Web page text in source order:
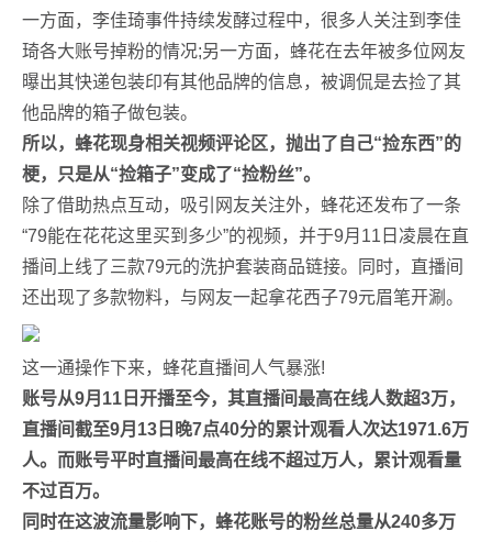
一方面，李佳琦事件持续发酵过程中，很多人关注到李佳
琦各大账号掉粉的情况;另一方面，蜂花在去年被多位网友
曝出其快递包装印有其他品牌的信息，被调侃是去捡了其
他品牌的箱子做包装。
所以，蜂花现身相关视频评论区，抛出了自己“捡东西”的
梗，只是从“捡箱子”变成了“捡粉丝”。
除了借助热点互动，吸引网友关注外，蜂花还发布了一条
“79能在花花这里买到多少”的视频，并于9月11日凌晨在直
播间上线了三款79元的洗护套装商品链接。同时，直播间
还出现了多款物料，与网友一起拿花西子79元眉笔开涮。
这一通操作下来，蜂花直播间人气暴涨!
账号从9月11日开播至今，其直播间最高在线人数超3万，
直播间截至9月13日晚7点40分的累计观看人次达1971.6万
人。而账号平时直播间最高在线不超过万人，累计观看量
不过百万。
同时在这波流量影响下，蜂花账号的粉丝总量从240多万